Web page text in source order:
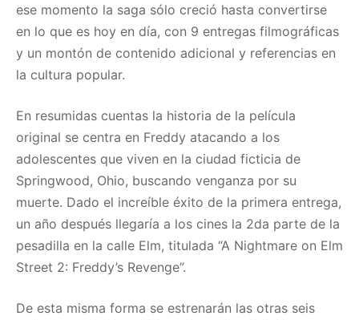
ese momento la saga sólo creció hasta convertirse
en lo que es hoy en día, con 9 entregas filmográficas
y un montón de contenido adicional y referencias en
la cultura popular.
En resumidas cuentas la historia de la película
original se centra en Freddy atacando a los
adolescentes que viven en la ciudad ficticia de
Springwood, Ohio, buscando venganza por su
muerte. Dado el increíble éxito de la primera entrega,
un año después llegaría a los cines la 2da parte de la
pesadilla en la calle Elm, titulada “A Nightmare on Elm
Street 2: Freddy’s Revenge”.
De esta misma forma se estrenarán las otras seis